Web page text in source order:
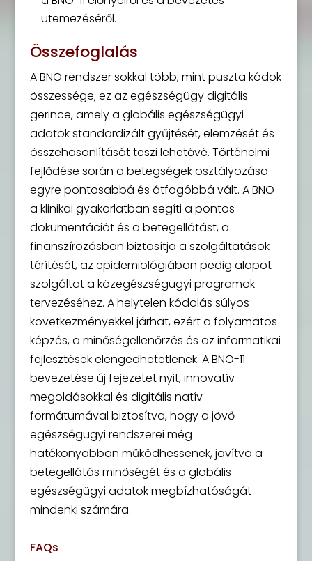
ütemezéséről.
Összefoglalás
A BNO rendszer sokkal több, mint puszta kódok
összessége; ez az egészségügy digitális
gerince, amely a globális egészségügyi
adatok standardizált gyűjtését, elemzését és
összehasonlítását teszi lehetővé. Történelmi
fejlődése során a betegségek osztályozása
egyre pontosabbá és átfogóbbá vált. A BNO
a klinikai gyakorlatban segíti a pontos
dokumentációt és a betegellátást, a
finanszírozásban biztosítja a szolgáltatások
térítését, az epidemiológiában pedig alapot
szolgáltat a közegészségügyi programok
tervezéséhez. A helytelen kódolás súlyos
következményekkel járhat, ezért a folyamatos
képzés, a minőségellenőrzés és az informatikai
fejlesztések elengedhetetlenek. A BNO-11
bevezetése új fejezetet nyit, innovatív
megoldásokkal és digitális natív
formátumával biztosítva, hogy a jövő
egészségügyi rendszerei még
hatékonyabban működhessenek, javítva a
betegellátás minőségét és a globális
egészségügyi adatok megbízhatóságát
mindenki számára.
FAQs